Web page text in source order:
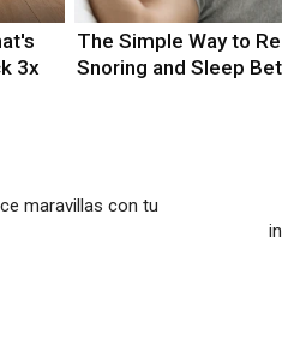
3x
The Simple Way to
Snoring and Sleep
maravillas con tu